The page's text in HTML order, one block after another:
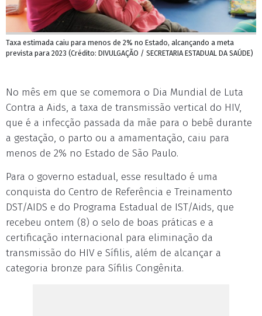
Taxa estimada caiu para menos de 2% no Estado, alcançando a meta
prevista para 2023 (Crédito: DIVULGAÇÃO / SECRETARIA ESTADUAL DA SAÚDE)
No mês em que se comemora o Dia Mundial de Luta
Contra a Aids, a taxa de transmissão vertical do HIV,
que é a infecção passada da mãe para o bebê durante
a gestação, o parto ou a amamentação, caiu para
menos de 2% no Estado de São Paulo.
Para o governo estadual, esse resultado é uma
conquista do Centro de Referência e Treinamento
DST/AIDS e do Programa Estadual de IST/Aids, que
recebeu ontem (8) o selo de boas práticas e a
certificação internacional para eliminação da
transmissão do HIV e Sífilis, além de alcançar a
categoria bronze para Sífilis Congênita.